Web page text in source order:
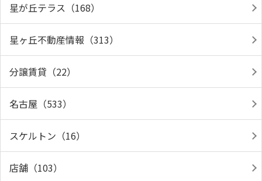
星が丘テラス（168）
星ヶ丘不動産情報（313）
分譲賃貸（22）
名古屋（533）
スケルトン（16）
店舗（103）